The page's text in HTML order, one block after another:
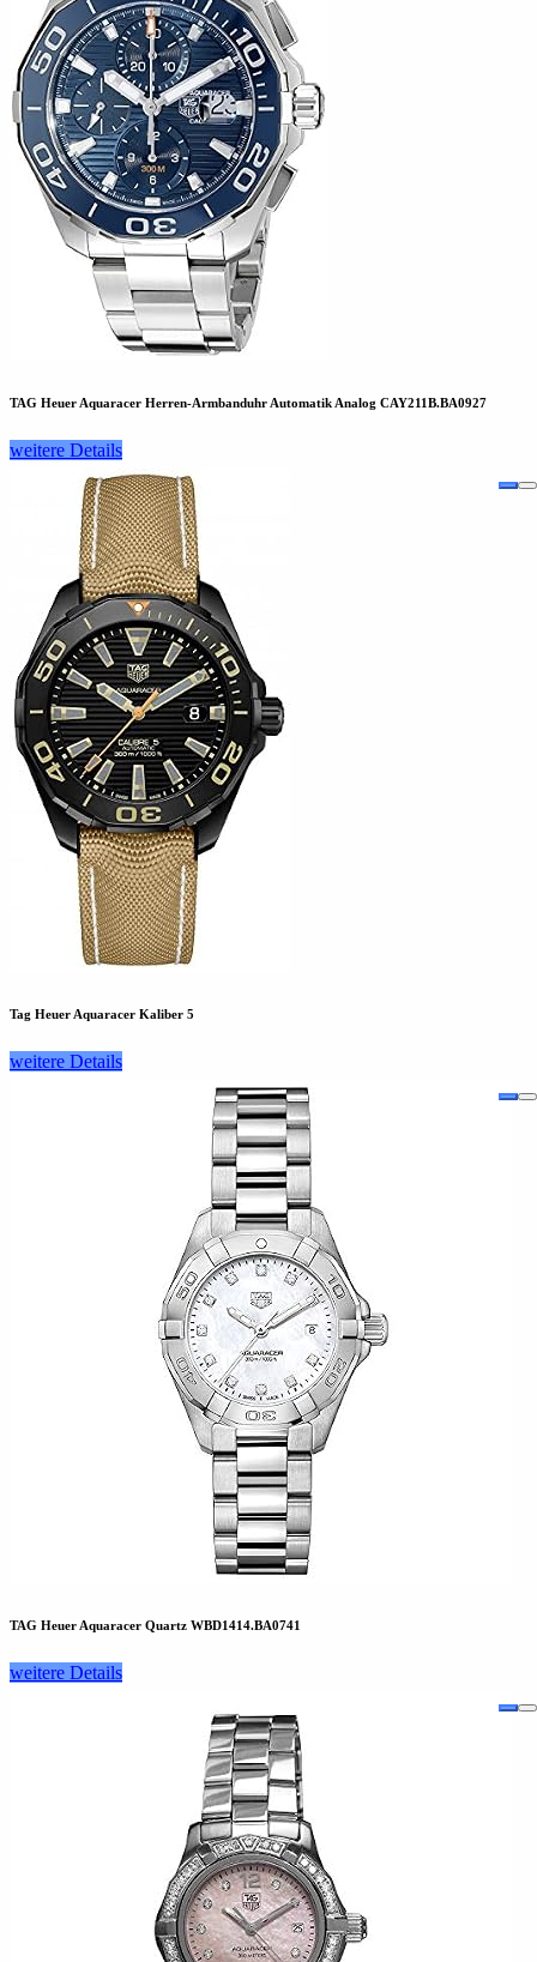
TAG Heuer Aquaracer Herren-Armbanduhr Automatik Analog CAY211B.BA0927
weitere Details
Tag Heuer Aquaracer Kaliber 5
weitere Details
TAG Heuer Aquaracer Quartz WBD1414.BA0741
weitere Details